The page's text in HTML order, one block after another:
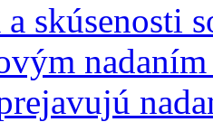
skúsenosti